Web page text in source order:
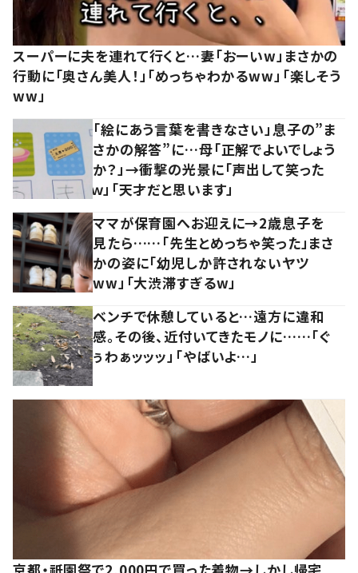
スーパーに夫を連れて行くと…妻「おーいw」まさかの
行動に「奥さん美人！」「めっちゃわかるww」「楽しそう
ww」
「絵にあう言葉を書きなさい」息子の”ま
さかの解答”に…母「正解でよいでしょう
か？」→衝撃の光景に「声出して笑った
ｗ」「天才だと思います」
ママが保育園へお迎えに→2歳息子を
見たら……「先生とめっちゃ笑った」まさ
かの姿に「幼児しか許されないヤツ
ww」「大渋滞すぎるw」
ベンチで休憩していると…遠方に違和
感。その後、近付いてきたモノに……「ぐ
ぅわぁッッッ」「やばいよ…」